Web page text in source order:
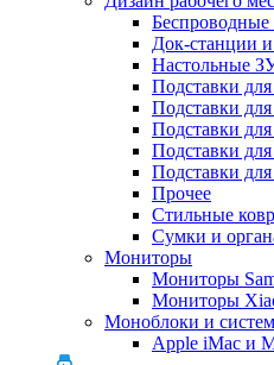
Док-станции
Настольные
Подставки
Подставки
Подставки
Подставки
Подставки для
Прочее
Стильные
Сумки и
Мониторы
Мониторы
Мониторы
Моноблоки и
Apple iMac и